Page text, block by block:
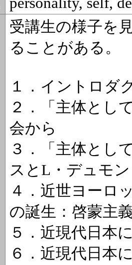
受講生の様子を
ることがある。
１．イントロダ
２．「主体とし
会から
３．「主体とし
スとL・デュモン
４．近世ヨーロ
の誕生：啓蒙主
５．近現代日本
６．近現代日本